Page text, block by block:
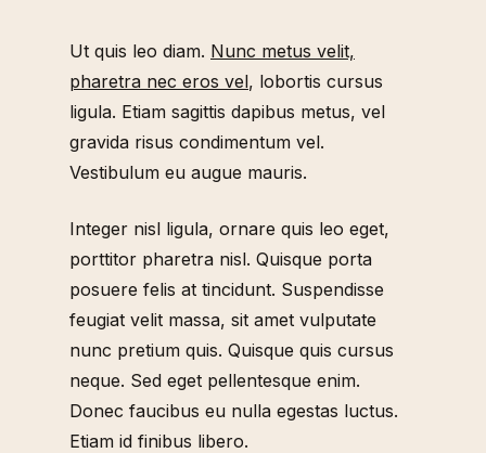
Ut quis leo diam. Nunc metus velit,
pharetra nec eros vel, lobortis cursus
ligula. Etiam sagittis dapibus metus, vel
gravida risus condimentum vel.
Vestibulum eu augue mauris.
Integer nisl ligula, ornare quis leo eget,
porttitor pharetra nisl. Quisque porta
posuere felis at tincidunt. Suspendisse
feugiat velit massa, sit amet vulputate
nunc pretium quis. Quisque quis cursus
neque. Sed eget pellentesque enim.
Donec faucibus eu nulla egestas luctus.
Etiam id finibus libero.